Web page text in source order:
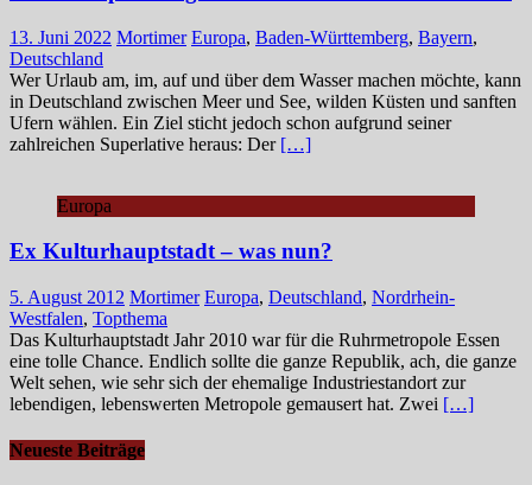
13. Juni 2022 Mortimer Europa, Baden-Württemberg, Bayern,
Deutschland
Wer Urlaub am, im, auf und über dem Wasser machen möchte, kann
in Deutschland zwischen Meer und See, wilden Küsten und sanften
Ufern wählen. Ein Ziel sticht jedoch schon aufgrund seiner
zahlreichen Superlative heraus: Der […]
Europa
Ex Kulturhauptstadt – was nun?
5. August 2012 Mortimer Europa, Deutschland, Nordrhein-
Westfalen, Topthema
Das Kulturhauptstadt Jahr 2010 war für die Ruhrmetropole Essen
eine tolle Chance. Endlich sollte die ganze Republik, ach, die ganze
Welt sehen, wie sehr sich der ehemalige Industriestandort zur
lebendigen, lebenswerten Metropole gemausert hat. Zwei […]
Neueste Beiträge